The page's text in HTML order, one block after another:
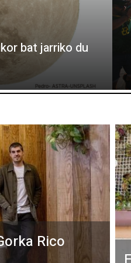
bat jarriko du
Rico